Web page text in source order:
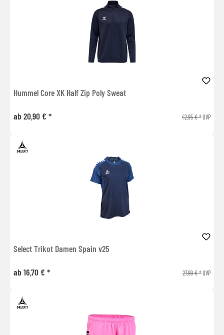
Hummel Core XK Half Zip Poly Sweat
ab 20,90 € * 42,95 € *UVP
Select Trikot Damen Spain v25
ab 16,70 € * 27,99 € *UVP